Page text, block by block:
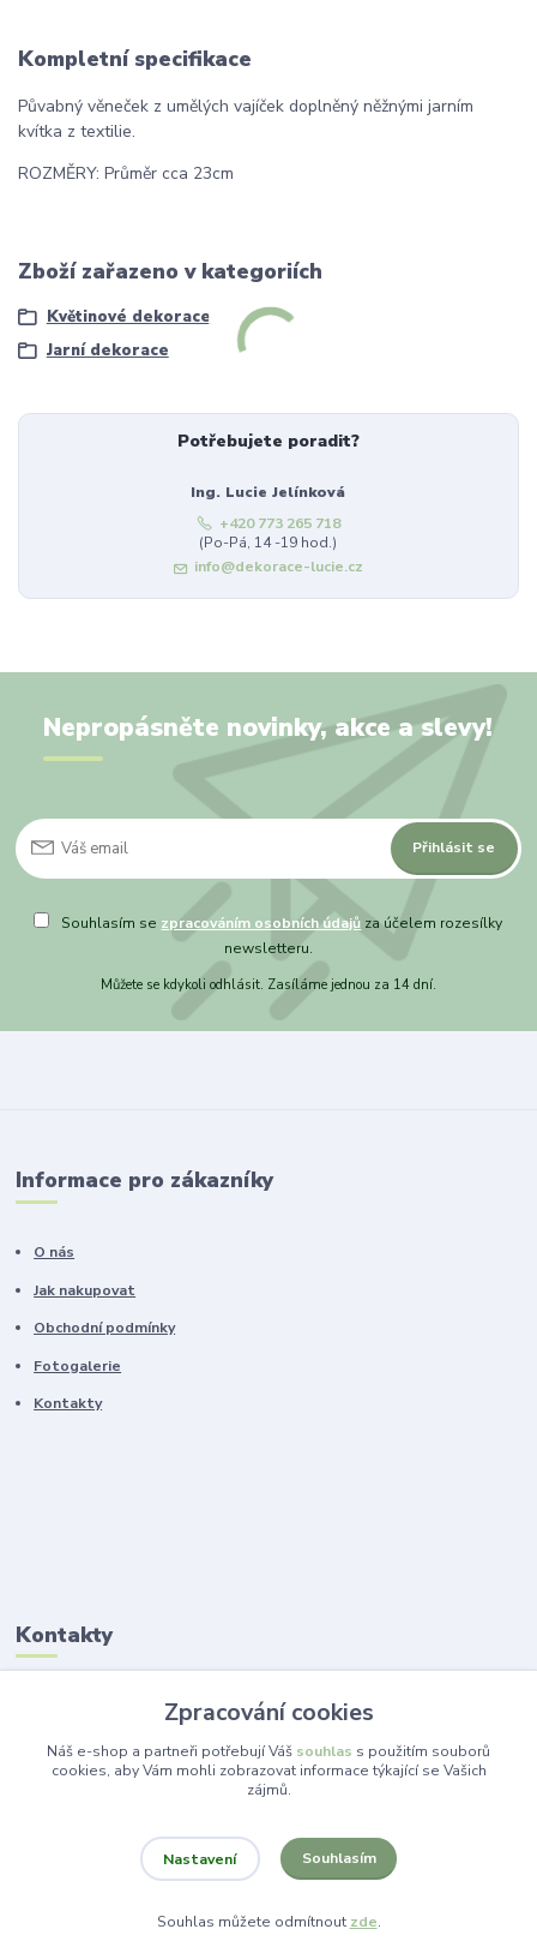
Kompletní specifikace
Půvabný věneček z umělých vajíček doplněný něžnými jarním
kvítka z textilie.
ROZMĚRY: Průměr cca 23cm
Zboží zařazeno v kategoriích
Květinové dekorace
Jarní dekorace
Potřebujete poradit?
Ing. Lucie Jelínková
+420 773 265 718
(Po-Pá, 14 -19 hod.)
info@dekorace-lucie.cz
Nepropásněte novinky, akce a slevy!
Přihlásit se
Souhlasím se zpracováním osobních údajů za účelem rozesílky
newsletteru.
Můžete se kdykoli odhlásit. Zasíláme jednou za 14 dní.
Informace pro zákazníky
O nás
Jak nakupovat
Obchodní podmínky
Fotogalerie
Kontakty
Kontakty
(Po-Pá, 14 -19 hod.)
Vytvořeno na Eshop-rychle.cz
Zpracování cookies
Náš e-shop a partneři potřebují Váš souhlas s použitím souborů
cookies, aby Vám mohli zobrazovat informace týkající se Vašich
zájmů.
Nastavení Souhlasím
Souhlas můžete odmítnout zde.